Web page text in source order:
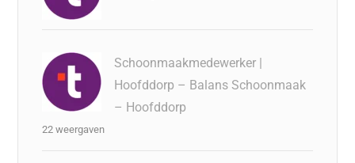
Schoonmaakmedewerker |
Hoofddorp – Balans Schoonmaak
– Hoofddorp
22 weergaven